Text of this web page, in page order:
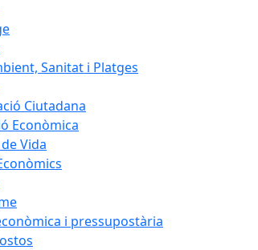
Sanitat i Platges
Ciutadana
Econòmica
Vida
i pressupostària